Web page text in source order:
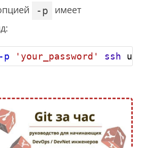
-p
имеет
-p 'your_password' ssh